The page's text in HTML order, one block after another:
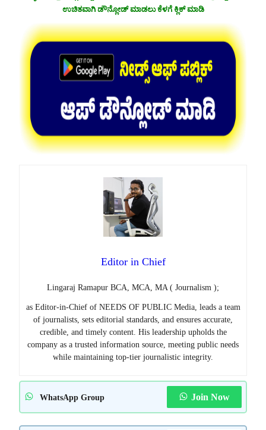
ಉಚಿತವಾಗಿ ಡೌನ್ಲೋಡ್ ಮಾಡಲು ಕೆಳಗೆ ಕ್ಲಿಕ್ ಮಾಡಿ
Editor in Chief
Lingaraj Ramapur BCA, MCA, MA ( Journalism );
as Editor-in-Chief of NEEDS OF PUBLIC Media, leads a team
of journalists, sets editorial standards, and ensures accurate,
credible, and timely content. His leadership upholds the
company as a trusted information source, meeting public needs
while maintaining top-tier journalistic integrity.
WhatsApp Group Join Now